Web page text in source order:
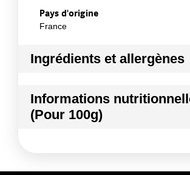
Pays d'origine
France
Ingrédients et allergènes
PERSIL FRISE
Conformément aux informations
Informations
(Pour 100g)
Kilojoules